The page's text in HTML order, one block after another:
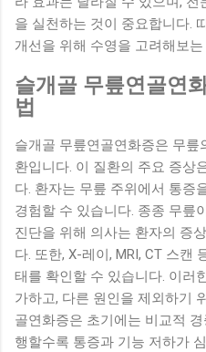
을 실천하는 것이 중요합니다.
개선을 위해 수영을 고려해보
슬개골 무릎연골연
법
슬개골 무릎연골연화증은 무
환입니다. 이 질환의 주요 증상
다. 환자는 무릎 주위에서 통증
경험할 수 있습니다. 종종 무릎
진단을 위해 의사는 환자의 증
다. 또한, X-레이, MRI, CT 스캔
태를 확인할 수 있습니다. 이러
가하고, 다른 원인을 제외하기
골연화증은 초기에는 비교적
행할수록 통증과 기능 저하가